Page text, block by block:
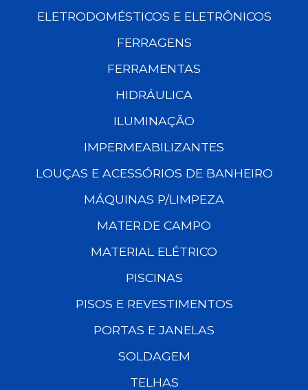
ELETRODOMÉSTICOS E ELETRÔNICOS
FERRAGENS
FERRAMENTAS
HIDRÁULICA
ILUMINAÇÃO
IMPERMEABILIZANTES
LOUÇAS E ACESSÓRIOS DE BANHEIRO
MÁQUINAS P/LIMPEZA
MATER.DE CAMPO
MATERIAL ELÉTRICO
PISCINAS
PISOS E REVESTIMENTOS
PORTAS E JANELAS
SOLDAGEM
TELHAS